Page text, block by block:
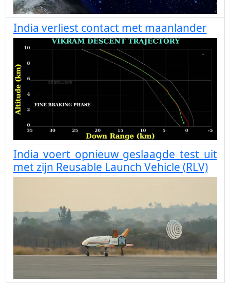
India verliest contact met maanlander
India voert opnieuw geslaagde test uit
met zijn Reusable Launch Vehicle (RLV)